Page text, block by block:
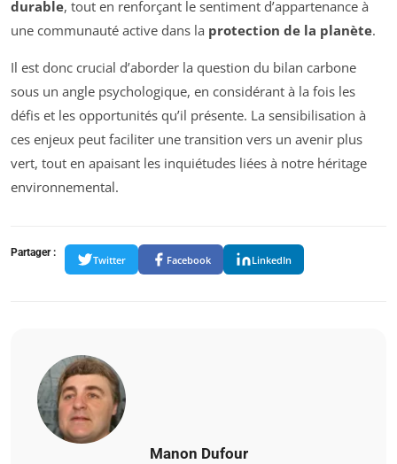
durable, tout en renforçant le sentiment d’appartenance à
une communauté active dans la protection de la planète.
Il est donc crucial d’aborder la question du bilan carbone
sous un angle psychologique, en considérant à la fois les
défis et les opportunités qu’il présente. La sensibilisation à
ces enjeux peut faciliter une transition vers un avenir plus
vert, tout en apaisant les inquiétudes liées à notre héritage
environnemental.
Partager :
Twitter Facebook LinkedIn
Manon Dufour